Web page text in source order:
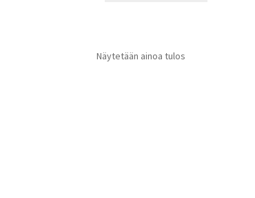
Näytetään ainoa tulos